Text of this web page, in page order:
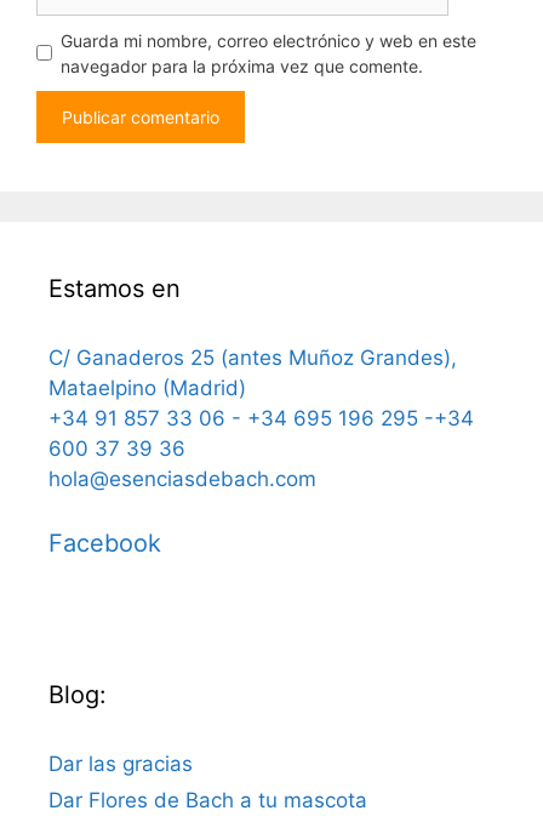
Guarda mi nombre, correo electrónico y web en este
navegador para la próxima vez que comente.
Estamos en
C/ Ganaderos 25 (antes Muñoz Grandes),
Mataelpino (Madrid)
+34 91 857 33 06 - +34 695 196 295 -+34
600 37 39 36
hola@esenciasdebach.com
Facebook
Blog:
Dar las gracias
Dar Flores de Bach a tu mascota